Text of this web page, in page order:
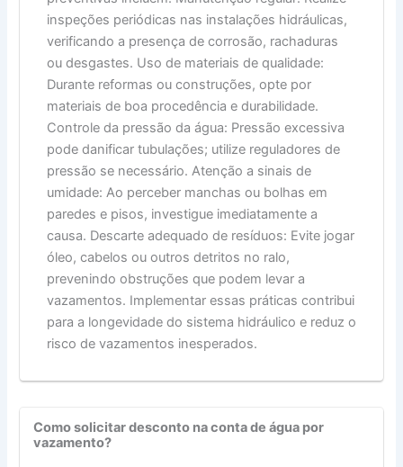
inspeções periódicas nas instalações hidráulicas,
verificando a presença de corrosão, rachaduras
ou desgastes. Uso de materiais de qualidade:
Durante reformas ou construções, opte por
materiais de boa procedência e durabilidade.
Controle da pressão da água: Pressão excessiva
pode danificar tubulações; utilize reguladores de
pressão se necessário. Atenção a sinais de
umidade: Ao perceber manchas ou bolhas em
paredes e pisos, investigue imediatamente a
causa. Descarte adequado de resíduos: Evite jogar
óleo, cabelos ou outros detritos no ralo,
prevenindo obstruções que podem levar a
vazamentos. Implementar essas práticas contribui
para a longevidade do sistema hidráulico e reduz o
risco de vazamentos inesperados.
Como solicitar desconto na conta de água por
vazamento?